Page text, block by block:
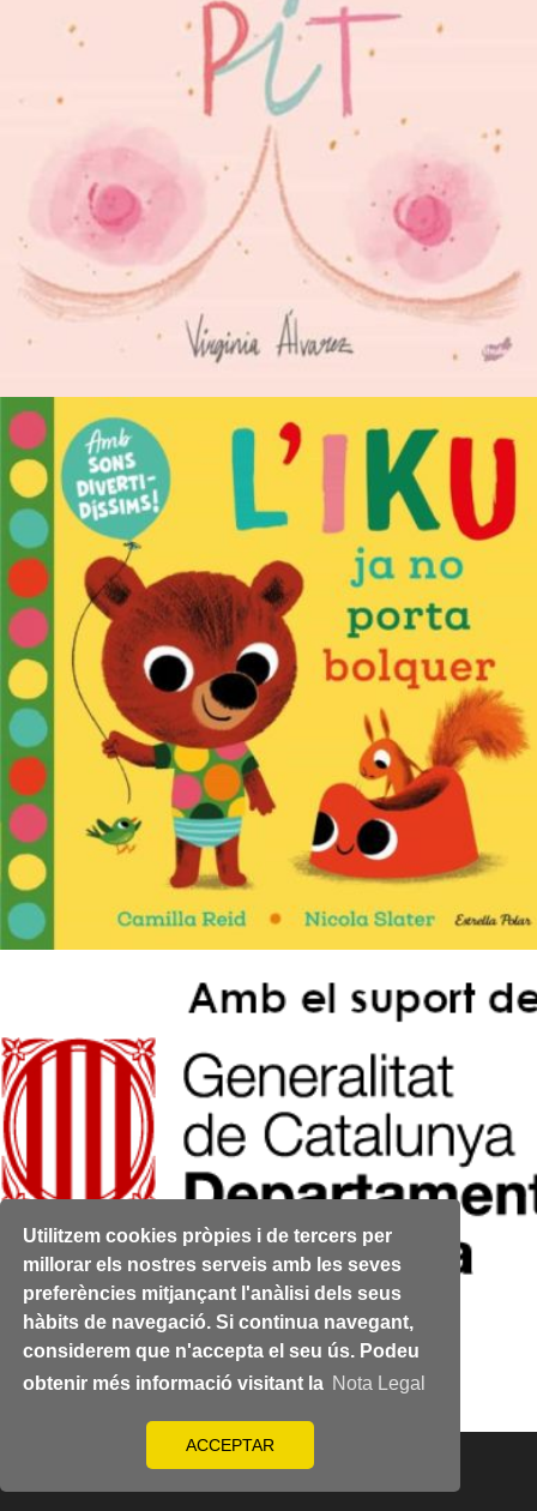
Utilitzem cookies pròpies i de tercers per
millorar els nostres serveis amb les seves
preferències mitjançant l'anàlisi dels seus
hàbits de navegació. Si continua navegant,
considerem que n'accepta el seu ús. Podeu
obtenir més informació visitant la Nota Legal
ACCEPTAR
Pàgina 4 de 4
Anterior
Següent